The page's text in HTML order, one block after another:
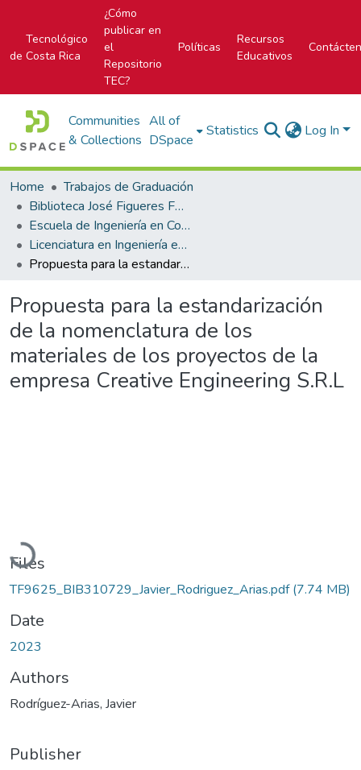
Tecnológico
de Costa Rica
¿Cómo
publicar en
el
Repositorio
TEC?
Políticas
Recursos
Educativos
Communities
& Collections
All of
DSpace
Statistics Log In
Home
Trabajos de Graduación
Biblioteca José Figueres Ferrer
Escuela de Ingeniería en Construcción
Licenciatura en Ingeniería en Construcción
Propuesta para la estandarización de la nomenclatura de los materiales de los proyectos de la empresa Creative Engineering S.R.L
Propuesta para la estandarización
de la nomenclatura de los
materiales de los proyectos de la
empresa Creative Engineering S.R.L
Loading...
Files
TF9625_BIB310729_Javier_Rodriguez_Arias.pdf(7.74 MB)
Date
2023
Authors
Rodríguez-Arias, Javier
Publisher